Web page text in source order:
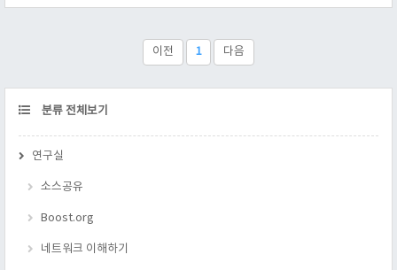
KEY 제약은 자동적으로 UNIQUE 제약이 따라간다. UNIQUE 는
오로지 1개 만 지정할 수 있다. 맛보기 코드 --
http://www.w3schools.com/sql/sql_unique.asp CREATE TABLE
이전 1 다음
CATEGORY
분류 전체보기
연구실
소스공유
Boost.org
네트워크 이해하기